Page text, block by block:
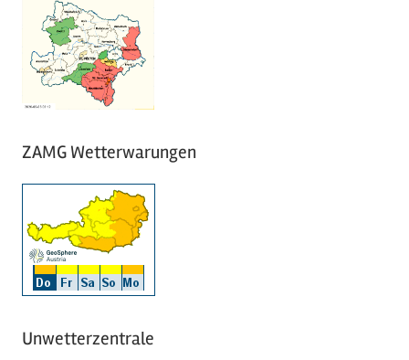
ZAMG Wetterwarungen
Unwetterzentrale